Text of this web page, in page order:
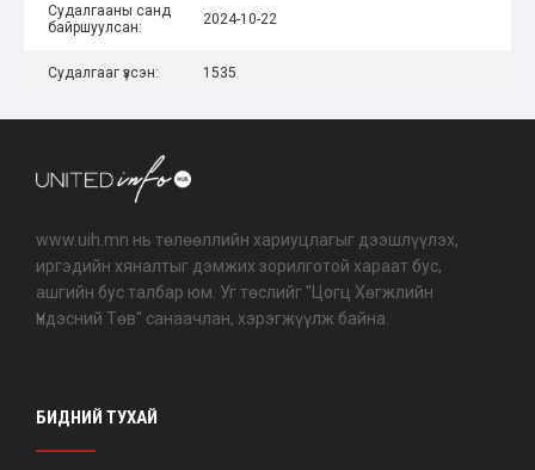
Судалгааны санд
байршуулсан:
2024-10-22
Судалгааг үзсэн: 1535
www.uih.mn нь төлөөллийн хариуцлагыг дээшлүүлэх,
иргэдийн хяналтыг дэмжих зорилготой хараат бус,
ашгийн бус талбар юм. Уг төслийг "Цогц Хөгжлийн
Үндэсний Төв" санаачлан, хэрэгжүүлж байна.
БИДНИЙ ТУХАЙ